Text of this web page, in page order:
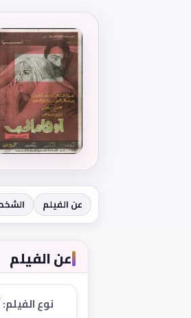
عن الفيلم
عن الفيلم
نوع الفيلم: